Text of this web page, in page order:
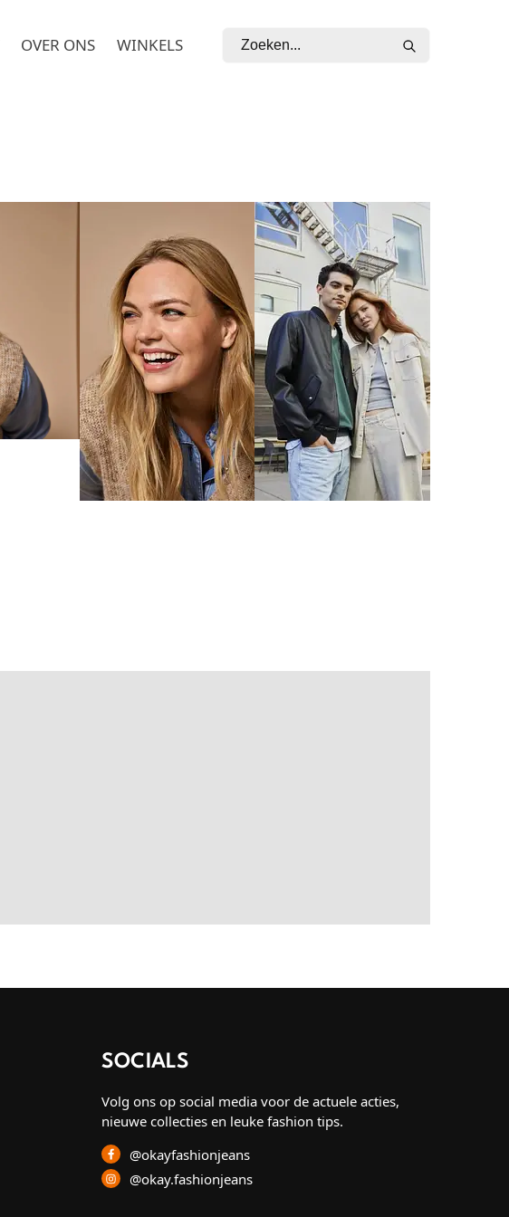
ZOEKEN
OVER ONS WINKELS
SOCIALS
Volg ons op social media voor de actuele acties,
nieuwe collecties en leuke fashion tips.
@okayfashionjeans
@okay.fashionjeans